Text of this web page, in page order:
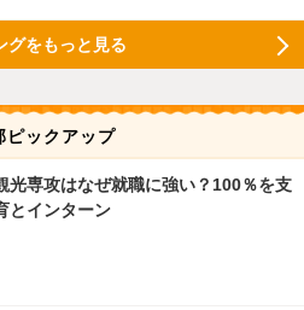
グをもっと見る
ピックアップ
光専攻はなぜ就職に強い？100％を支
とインターン